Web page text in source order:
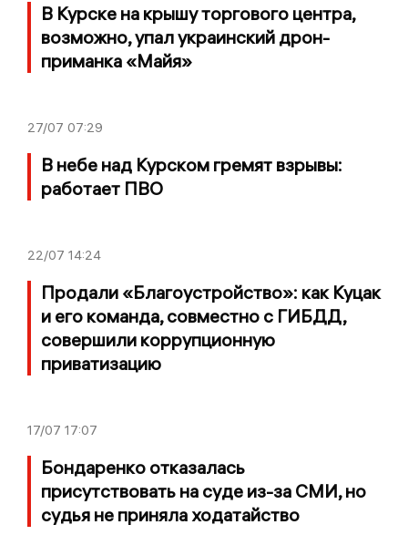
В Курске на крышу торгового центра,
возможно, упал украинский дрон-
приманка «Майя»
27/07 07:29
В небе над Курском гремят взрывы:
работает ПВО
22/07 14:24
Продали «Благоустройство»: как Куцак
и его команда, совместно с ГИБДД,
совершили коррупционную
приватизацию
17/07 17:07
Бондаренко отказалась
присутствовать на суде из-за СМИ, но
судья не приняла ходатайство